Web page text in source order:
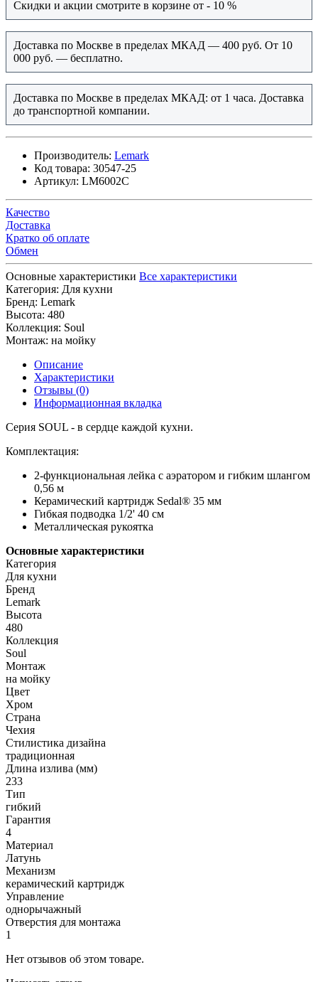
Скидки и акции смотрите в корзине от - 10 %
Доставка по Москве в пределах МКАД — 400 руб. От 10
000 руб. — бесплатно.
Доставка по Москве в пределах МКАД: от 1 часа. Доставка
до транспортной компании.
Производитель: Lemark
Код товара: 30547-25
Артикул: LM6002C
Качество
Доставка
Кратко об оплате
Обмен
Основные характеристики Все характеристики
Категория: Для кухни
Бренд: Lemark
Высота: 480
Коллекция: Soul
Монтаж: на мойку
Описание
Характеристики
Отзывы (0)
Информационная вкладка
Серия SOUL - в сердце каждой кухни.
Комплектация:
2-функциональная лейка с аэратором и гибким шлангом
0,56 м
Керамический картридж Sedal® 35 мм
Гибкая подводка 1/2' 40 см
Металлическая рукоятка
Основные характеристики
Категория
Для кухни
Бренд
Lemark
Высота
480
Коллекция
Soul
Монтаж
на мойку
Цвет
Хром
Страна
Чехия
Стилистика дизайна
традиционная
Длина излива (мм)
233
Тип
гибкий
Гарантия
4
Материал
Латунь
Механизм
керамический картридж
Управление
однорычажный
Отверстия для монтажа
1
Нет отзывов об этом товаре.